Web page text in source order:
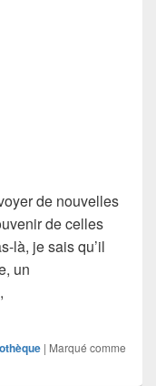
de nouvelles
de celles
là, je sais qu’il
un
d’images)
| Marqué comme